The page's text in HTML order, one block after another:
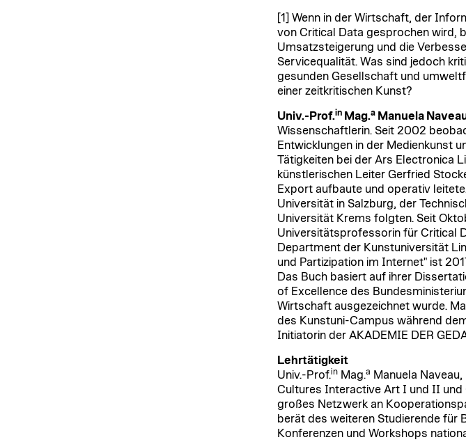
[1] Wenn in der Wirtschaft, der
von Critical Data gesprochen wird,
Umsatzsteigerung und die
Servicequalität. Was sind jedoch
gesunden Gesellschaft und
einer zeitkritischen Kunst?
Univ.-Prof.inMag.aManuela
Wissenschaftlerin. Seit 2002
Entwicklungen in der Medienkunst
Tätigkeiten bei der Ars Electronica
künstlerischen Leiter Gerfried
Export aufbaute und operativ
Universität in Salzburg, der
Universität Krems folgten. Seit
Universitätsprofessorin für Critical
Department der Kunstuniversität
und Partizipation im Internet" ist
Das Buch basiert auf ihrer
of Excellence des
Wirtschaft ausgezeichnet wurde.
des Kunstuni-Campus während
Initiatorin der AKADEMIE DER
Lehrtätigkeit
Univ.-Prof.inMag.a Manuela
Cultures Interactive Art I und II und
großes Netzwerk an
berät des weiteren Studierende für
Konferenzen und Workshops